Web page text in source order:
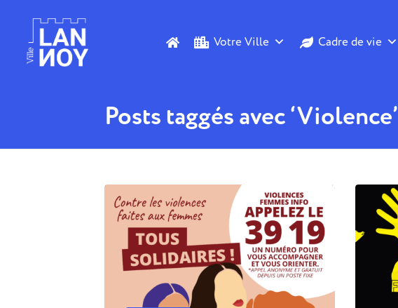
Votre Ville Cadre de vie
Posts taggés avec ‘Violence’